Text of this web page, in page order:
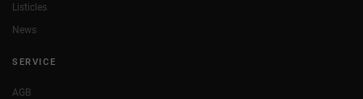
Listicles
News
SERVICE
AGB